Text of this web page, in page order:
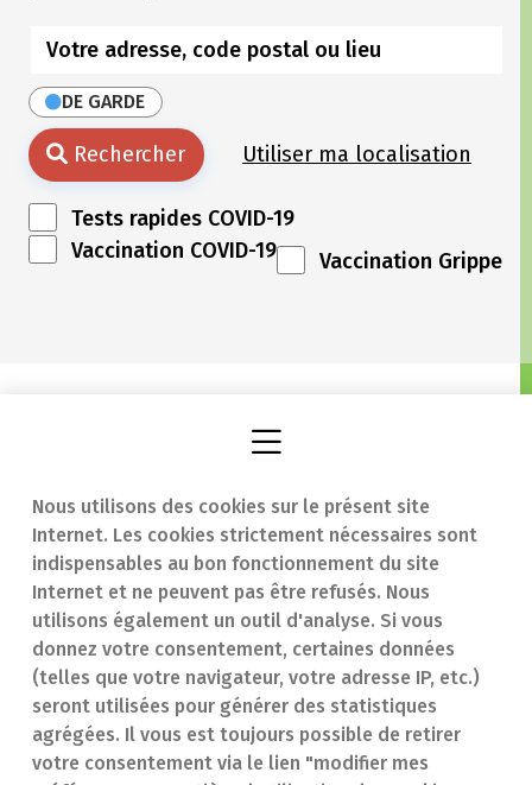
Nous utilisons des cookies sur le présent site
Internet. Les cookies strictement nécessaires sont
indispensables au bon fonctionnement du site
Internet et ne peuvent pas être refusés. Nous
utilisons également un outil d'analyse. Si vous
donnez votre consentement, certaines données
(telles que votre navigateur, votre adresse IP, etc.)
seront utilisées pour générer des statistiques
agrégées. Il vous est toujours possible de retirer
votre consentement via le lien "modifier mes
DE GARDE
Rechercher Utiliser ma localisation
Tests rapides COVID-19
Vaccination COVID-19
Vaccination Grippe
Trouver une
pharmacie
Notre expertise
Maladies
Médicaments
En cas d'urgence
Contact
Questions
fréquentes (FAQ)